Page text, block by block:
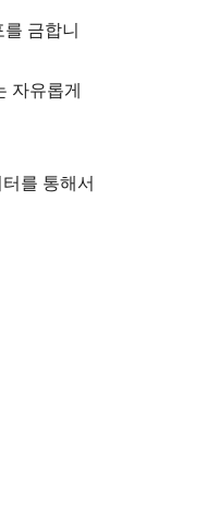
금합니
자유롭게
를 통해서